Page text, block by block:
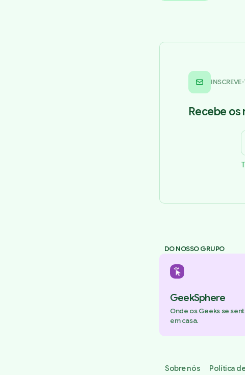
Recebe
DO NOSSO GRUPO
GeekSphere
Onde os Geeks se
em casa.
Sobre nós Política